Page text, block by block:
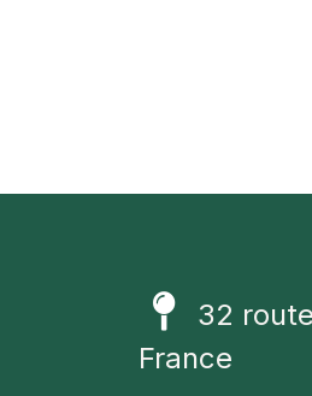
32
France